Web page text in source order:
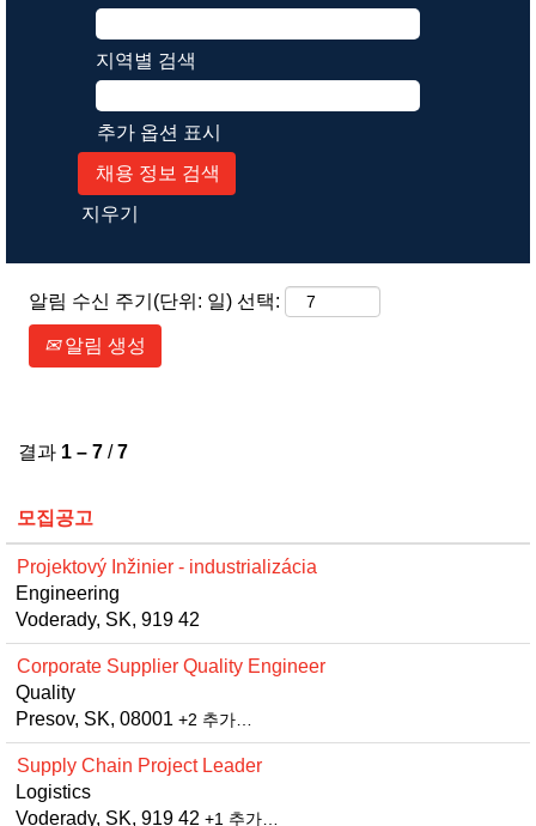
지역별 검색
추가 옵션 표시
지우기
알림 수신 주기(단위: 일) 선택:
알림 생성
결과 1 – 7 /7
모집공고
Projektový Inžinier - industrializácia
Engineering
Voderady, SK, 919 42
Corporate Supplier Quality Engineer
Quality
Presov, SK, 08001 +2 추가…
Supply Chain Project Leader
Logistics
Voderady, SK, 919 42 +1 추가…